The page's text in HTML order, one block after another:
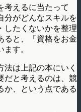
考えるに当たって
分がどんなスキルを
したくないかを整理
ると、「資格をお金
す。
は上記の本にいく
だと考えるのは、競
か、という点である